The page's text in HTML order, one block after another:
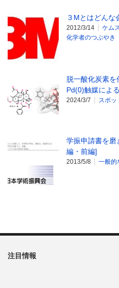
３Mとはどんな
2012/3/14 ケム
化学者のつぶやき
脱一酸化炭素を
Pd(0)触媒によ
2024/3/7 スポッ
学振申請書を磨
編・前編]
2013/5/8 一般的
注目情報